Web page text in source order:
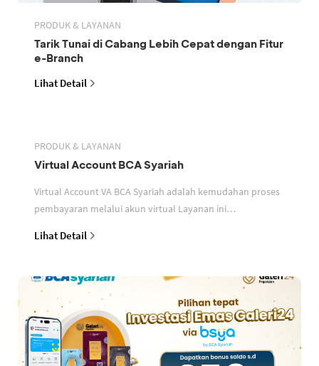
PRODUK & LAYANAN
Tarik Tunai di Cabang Lebih Cepat dengan Fitur
e-Branch
Lihat Detail
PRODUK & LAYANAN
Virtual Account BCA Syariah
Virtual Account VA BCA Syariah adalah kemudahan proses
pembayaran melalui akun virtual Layanan ini
setiap
Lihat Detail